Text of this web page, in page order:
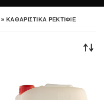
» ΚΑΘΑΡΙΣΤΙΚΑ ΡΕΚΤΙΦΙΕ